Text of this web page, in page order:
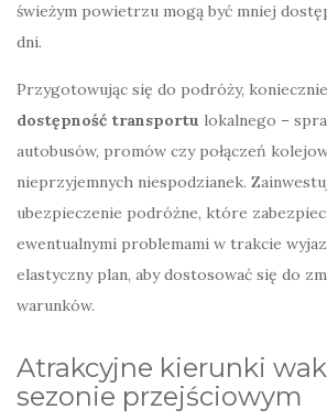
świeżym powietrzu mogą być mniej
dni.
Przygotowując się do podróży,
dostępność transportu lokalnego –
autobusów, promów czy połączeń
nieprzyjemnych niespodzianek.
ubezpieczenie podróżne, które
ewentualnymi problemami w trakcie
elastyczny plan, aby dostosować się do
warunków.
Atrakcyjne kierunki
sezonie przejściowym